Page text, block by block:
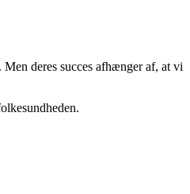
deres succes afhænger af, at vi